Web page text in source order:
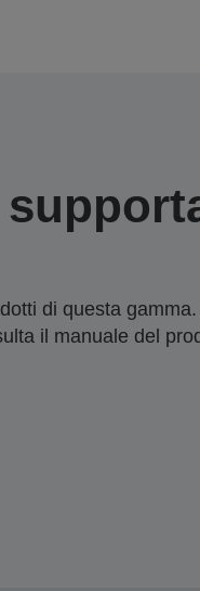
di questa
il manuale del